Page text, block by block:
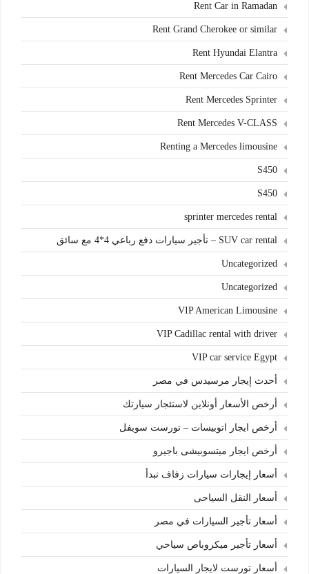
Rent Car in Ramadan
Rent Grand Cherokee or similar
Rent Hyundai Elantra
Rent Mercedes Car Cairo
Rent Mercedes Sprinter
Rent Mercedes V-CLASS
Renting a Mercedes limousine
S450
S450
sprinter mercedes rental
SUV car rental – تأجير سيارات دفع رباعي 4*4 مع سائق
Uncategorized
Uncategorized
VIP American Limousine
VIP Cadillac rental with driver
VIP car service Egypt
أحدث إيجار مرسيدس في مصر
أرخص الأسعار أونلاين لاستئجار سيارتك
أرخص ايجار اتوبيسات – تورست سويفل
أرخص ايجار ميتسوبيشى باجيرو
أسعار إيجارات سيارات زفاف تبدأ
أسعار النقل السياحى
أسعار تأجير السيارات في مصر
أسعار تأجير ميكروباص سياحي
أسعار تورست لايجار السيارات